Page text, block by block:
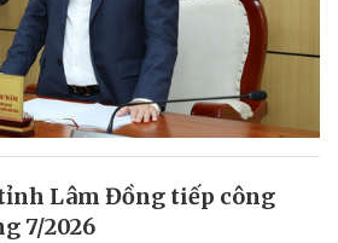
Lâm Đồng tiếp công
7/2026